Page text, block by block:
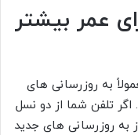
عمر بیشتر
به روزرسانی های
تلفن شما از دو نسل
به روزرسانی های جدید